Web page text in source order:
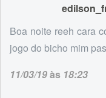
Boa noite reeh cara
jogo do bicho mim
11/03/19às 18:23